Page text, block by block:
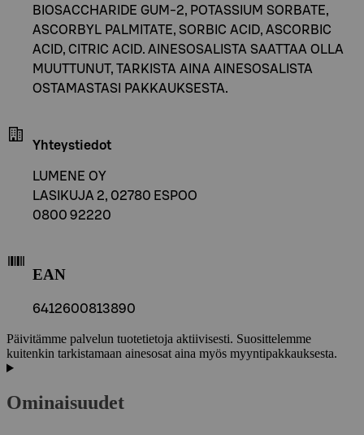
BIOSACCHARIDE GUM-2, POTASSIUM SORBATE,
ASCORBYL PALMITATE, SORBIC ACID, ASCORBIC
ACID, CITRIC ACID. AINESOSALISTA SAATTAA OLLA
MUUTTUNUT, TARKISTA AINA AINESOSALISTA
OSTAMASTASI PAKKAUKSESTA.
Yhteystiedot
LUMENE OY
LASIKUJA 2, 02780 ESPOO
0800 92220
EAN
6412600813890
Päivitämme palvelun tuotetietoja aktiivisesti. Suosittelemme
kuitenkin tarkistamaan ainesosat aina myös myyntipakkauksesta.
Ominaisuudet